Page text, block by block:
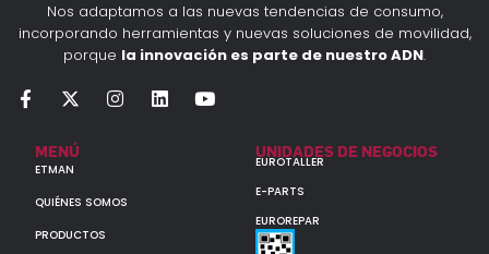
Nos adaptamos a las nuevas tendencias de consumo,
incorporando herramientas y nuevas soluciones de movilidad,
porque la innovación es parte de nuestro ADN.
MENÚ
ETMAN
QUIÉNES SOMOS
PRODUCTOS
UNIDADES DE NEGOCIOS
EUROTALLER
E-PARTS
EUROREPAR